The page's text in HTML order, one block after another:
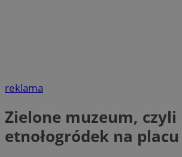
reklama
Zielone muzeum, czyli
etnołogródek na placu